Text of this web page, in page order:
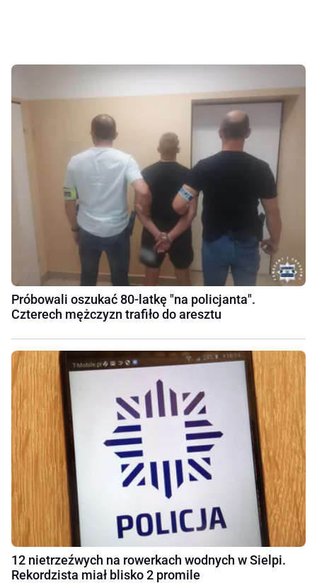
Próbowali oszukać 80-latkę "na policjanta".
Czterech mężczyzn trafiło do aresztu
12 nietrzeźwych na rowerkach wodnych w Sielpi.
Rekordzista miał blisko 2 promile